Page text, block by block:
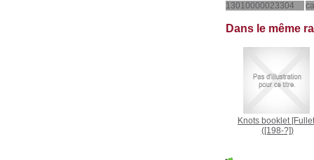
13010000023304
Dans le même
Knots booklet
([198-?])